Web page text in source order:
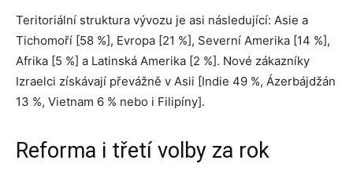
Teritoriální struktura vývozu je asi následující: Asie a
Tichomoří [58 %], Evropa [21 %], Severní Amerika [14 %],
Afrika [5 %] a Latinská Amerika [2 %]. Nové zákazníky
Izraelci získávají převážně v Asii [Indie 49 %, Ázerbájdžán
13 %, Vietnam 6 % nebo i Filipíny].
Reforma i třetí volby za rok